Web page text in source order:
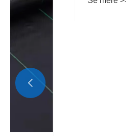
138. Canton Fair Invitation
Se mere >>
